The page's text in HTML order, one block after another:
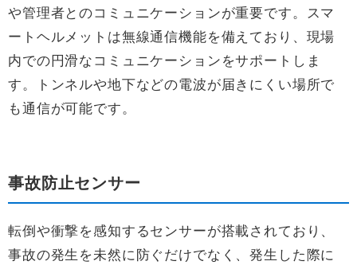
や管理者とのコミュニケーションが重要です。スマ
ートヘルメットは無線通信機能を備えており、現場
内での円滑なコミュニケーションをサポートしま
す。トンネルや地下などの電波が届きにくい場所で
も通信が可能です。
事故防止センサー
転倒や衝撃を感知するセンサーが搭載されており、
事故の発生を未然に防ぐだけでなく、発生した際に